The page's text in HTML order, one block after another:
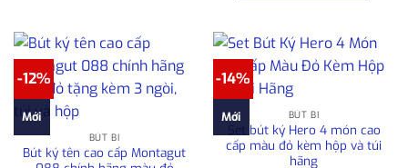
-12%
Mới
BÚT BI
Bút ký tên cao cấp Montagut
-14%
Mới BÚT BI
Set bút ký Hero 4 món cao
cấp màu đỏ kèm hộp và túi
hãng